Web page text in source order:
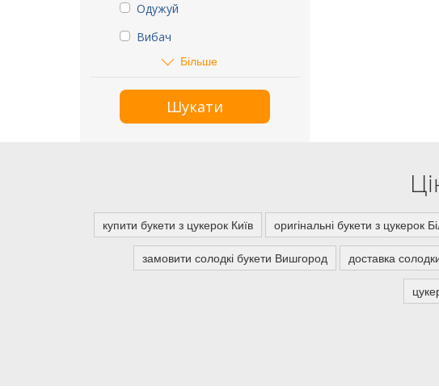
Одужуй
Вибач
Більше
Шукати
купити букети з цукерок Київ оригінальні букети з цукерок
замовити солодкі букети Вишгород доставка